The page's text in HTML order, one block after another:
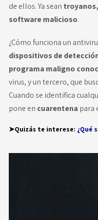
de ellos. Ya sean
software malicioso.
¿Cómo funciona un
dispositivos de
programa maligno
virus,y un tercero, que
Cuando se identifica
pone en cuarentena para
➤Quizás te interese: ¿Qué